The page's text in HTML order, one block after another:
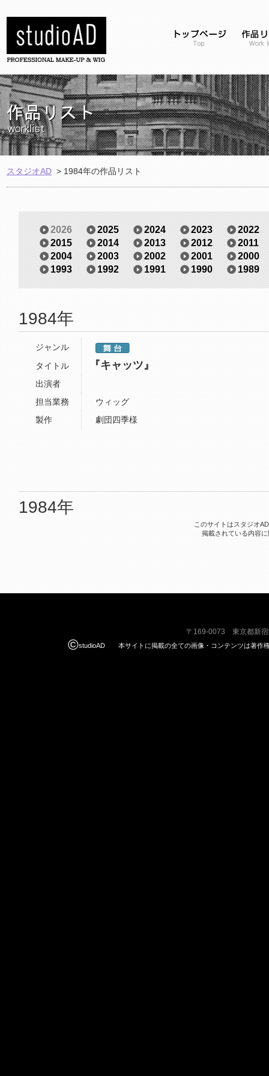
スタジオAD > 1984年の作品リスト
2026 2025 2024 2023
2022
2015
2014 2013 2012
2011
2004
2003 2002 2001
2000
1993
1992 1991 1990 1989
1984年
ジャンル
タイトル
『キャッツ』
出演者
担当業務
ウィッグ
製作
劇団四季様
1984年
このサイトはスタジオ
掲載されている内容
〒169-0073 東京都新宿
©studioAD 本サイトに掲載の全ての画像・コンテンツは著作権